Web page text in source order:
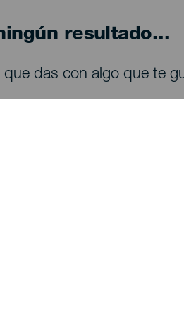
resultado...
das con algo que te